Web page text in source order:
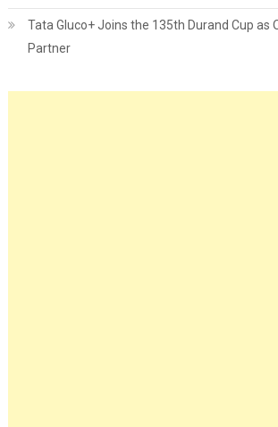
Tata Gluco+ Joins the 135th Durand Cup as
Partner